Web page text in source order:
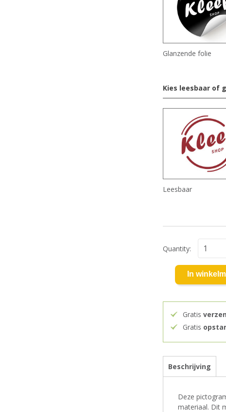
Glanzende folie
Kies leesbaar of
Leesbaar
Quantity:
In
Gratis
Gratis
Beschrijving
Deze
materiaal. Dit